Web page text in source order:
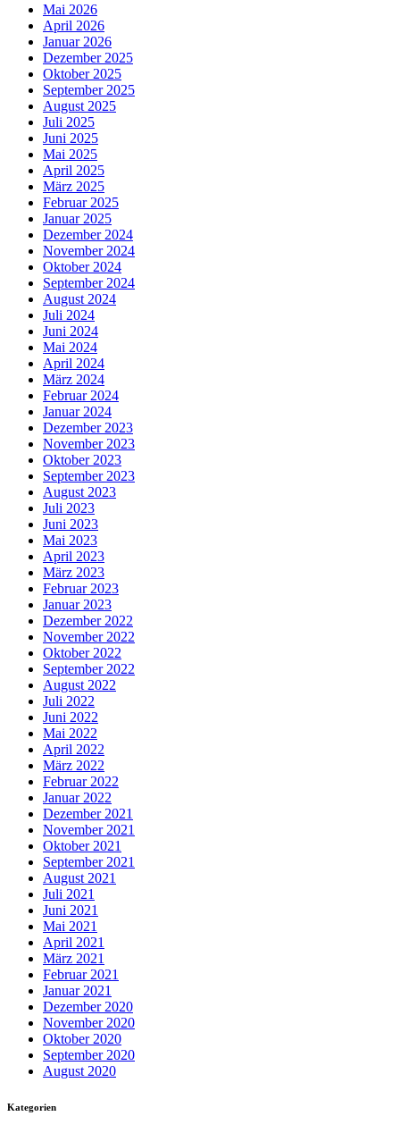
Mai 2026
April 2026
Januar 2026
Dezember 2025
Oktober 2025
September 2025
August 2025
Juli 2025
Juni 2025
Mai 2025
April 2025
März 2025
Februar 2025
Januar 2025
Dezember 2024
November 2024
Oktober 2024
September 2024
August 2024
Juli 2024
Juni 2024
Mai 2024
April 2024
März 2024
Februar 2024
Januar 2024
Dezember 2023
November 2023
Oktober 2023
September 2023
August 2023
Juli 2023
Juni 2023
Mai 2023
April 2023
März 2023
Februar 2023
Januar 2023
Dezember 2022
November 2022
Oktober 2022
September 2022
August 2022
Juli 2022
Juni 2022
Mai 2022
April 2022
März 2022
Februar 2022
Januar 2022
Dezember 2021
November 2021
Oktober 2021
September 2021
August 2021
Juli 2021
Juni 2021
Mai 2021
April 2021
März 2021
Februar 2021
Januar 2021
Dezember 2020
November 2020
Oktober 2020
September 2020
August 2020
Kategorien